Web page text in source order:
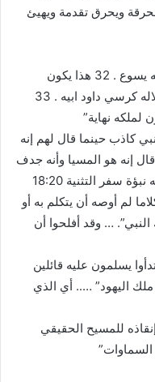
ويحرق تقدمة ويهيئ
31 وها أنت ستحبلين وتلدين ابنا وتسمينه يسوع . 32 هذا يكون
عظيما وابن العلي يدعى ويعطيه الرب الاله كرسي داود ابيه . 33
لملكه نهاية”
كاذب حينما قال لهم إنه
إنه هو المسيا وأنه جدف
، ولذلك يقولون بزعمهم أنهم طبقوا عليه نبؤة سفر التثنية 18:20
لم أوصه أن يتكلم به أو
… وقد أفلحوا أن
واضحا في مرقص 15:18 “وابتدأوا يسلمون عليه قائلين
ملك اليهود” ….. أي الذي
الله في المزمور 89:29 عن إنقاذه للمسيح الحقيقي